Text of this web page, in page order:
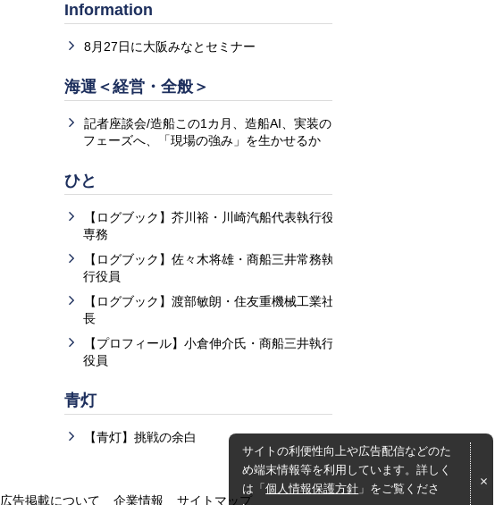
Information
8月27日に大阪みなとセミナー
海運＜経営・全般＞
記者座談会/造船この1カ月、造船AI、実装の
フェーズへ、「現場の強み」を生かせるか
ひと
【ログブック】芥川裕・川崎汽船代表執行役
専務
【ログブック】佐々木将雄・商船三井常務執
行役員
【ログブック】渡部敏朗・住友重機械工業社
長
【プロフィール】小倉伸介氏・商船三井執行
役員
青灯
【青灯】挑戦の余白
サイトの利便性向上や広告配信などのた
め端末情報等を利用しています。詳しく
は「個人情報保護方針 」をご覧くださ
広告掲載について 企業情報 サイトマップ